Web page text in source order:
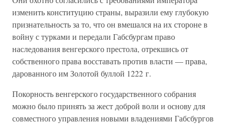
изменить конституцию страны, выразили ему глубокую
признательность за то, что он вмешался на их стороне в
войну с турками и передали Габсбургам право
наследования венгерского престола, отрекшись от
собственного права восставать против власти — права,
дарованного им Золотой буллой 1222 г.
Покорность венгерского государственного собрания
можно было принять за жест доброй воли и основу для
совместного управления новыми владениями Габсбургов